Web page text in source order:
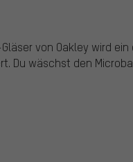
von Oakley wird
Du wäschst den